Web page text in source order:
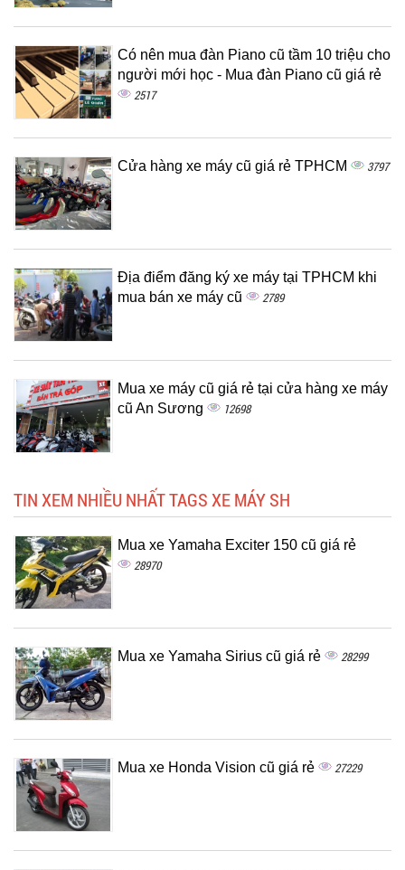
Có nên mua đàn Piano cũ tầm 10 triệu cho
người mới học - Mua đàn Piano cũ giá rẻ
2517
Cửa hàng xe máy cũ giá rẻ TPHCM 3797
Địa điểm đăng ký xe máy tại TPHCM khi
mua bán xe máy cũ
2789
Mua xe máy cũ giá rẻ tại cửa hàng xe máy
cũ An Sương
12698
TIN XEM NHIỀU NHẤT TAGS XE MÁY SH
Mua xe Yamaha Exciter 150 cũ giá rẻ
28970
Mua xe Yamaha Sirius cũ giá rẻ 28299
Mua xe Honda Vision cũ giá rẻ 27229